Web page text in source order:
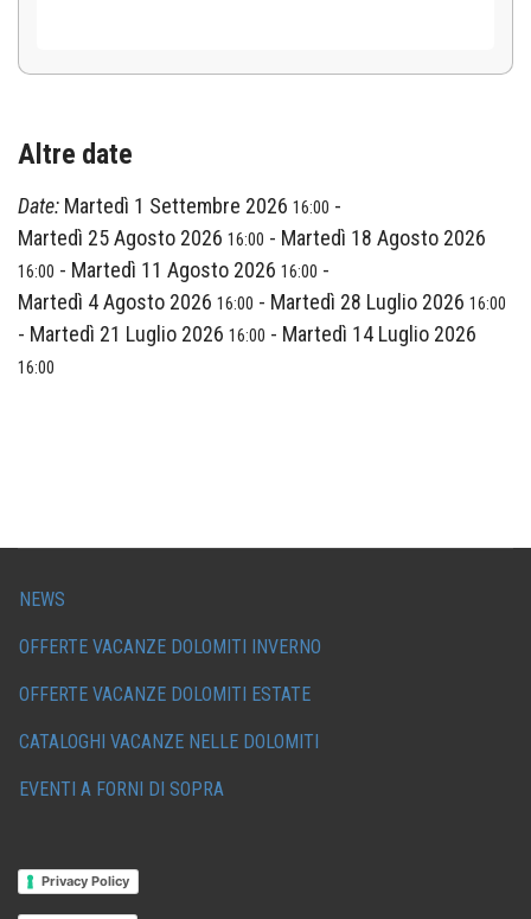
Altre date
Date: Martedì 1 Settembre 2026 16:00 -
Martedì 25 Agosto 2026 16:00 - Martedì 18 Agosto 2026
16:00 - Martedì 11 Agosto 2026 16:00 -
Martedì 4 Agosto 2026 16:00 - Martedì 28 Luglio 2026 16:00
- Martedì 21 Luglio 2026 16:00 - Martedì 14 Luglio 2026
16:00
NEWS
OFFERTE VACANZE DOLOMITI INVERNO
OFFERTE VACANZE DOLOMITI ESTATE
CATALOGHI VACANZE NELLE DOLOMITI
EVENTI A FORNI DI SOPRA
Privacy Policy